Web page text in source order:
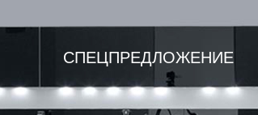
СПЕЦПРЕДЛОЖЕНИЕ